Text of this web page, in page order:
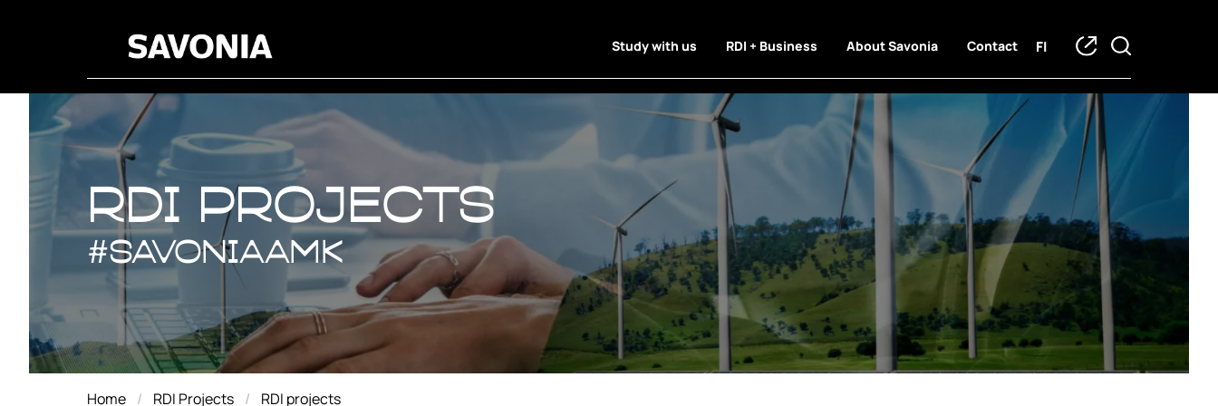
Study with us RDI + Business About Savonia Contact FI
RDI projects
RDI projects
#savoniaAMK
Home RDI Projects RDI projects